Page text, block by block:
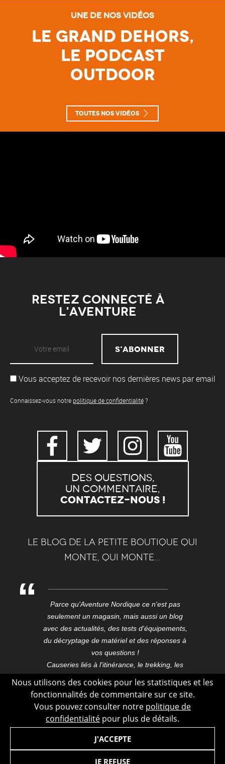
Nous utilisons des cookies pour les statistiques et les
fonctionnalités de commentaire sur ce site.
Vous pouvez consulter notre politique de
confidentialité pour plus de détails.
J'ACCEPTE
JE REFUSE
Une de nos vidéos
Le Grand Dehors,
le Podcast
Outdoor
Toutes nos vidéos
Restez connecté à
l'aventure
Vous acceptez de recevoir nos dernières news par email
Connaissez-vous notre politique de confidentialité?
Des questions,
un commentaire,
Contactez-nous !
Le blog de la petite boutique qui
monte, qui monte…
Parce qu'Aventure Nordique ce n'est pas
seulement un magasin, mais aussi un blog
avec des actualités, des tests d'équipements,
du décryptage de matériel et des réponses à
vos questions !
Causeries liés à l'itinérance, le trekking, les
monde.
développé et hébergé à Grenoble au cœur de
la capitale des Alpes.